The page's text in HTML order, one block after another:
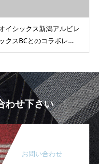
イシックス新潟アルビレ
ックスBCとのコラボレ...
わせ下さい
お問い合わせ